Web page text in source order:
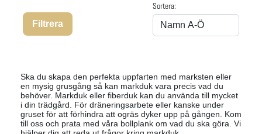
Filtrera
Sortera:
Ska du skapa den perfekta uppfarten med marksten eller
en mysig grusgång så kan markduk vara precis vad du
behöver. Markduk eller fiberduk kan du använda till mycket
i din trädgård. För dräneringsarbete eller kanske under
gruset för att förhindra att ogräs dyker upp på gången. Kom
till oss och prata med våra bollplank om vad du ska göra. Vi